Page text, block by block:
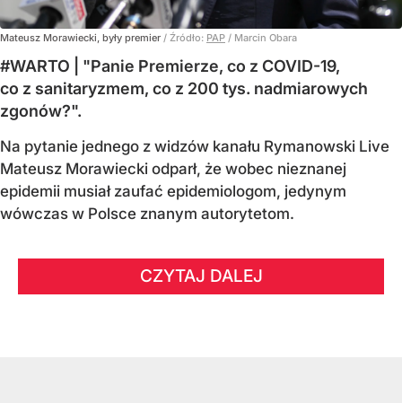
Mateusz Morawiecki, były premier / Źródło: PAP / Marcin Obara
#WARTO | "Panie Premierze, co z COVID-19,
co z sanitaryzmem, co z 200 tys. nadmiarowych
zgonów?".
Na pytanie jednego z widzów kanału Rymanowski Live
Mateusz Morawiecki odparł, że wobec nieznanej
epidemii musiał zaufać epidemiologom, jedynym
wówczas w Polsce znanym autorytetom.
CZYTAJ DALEJ